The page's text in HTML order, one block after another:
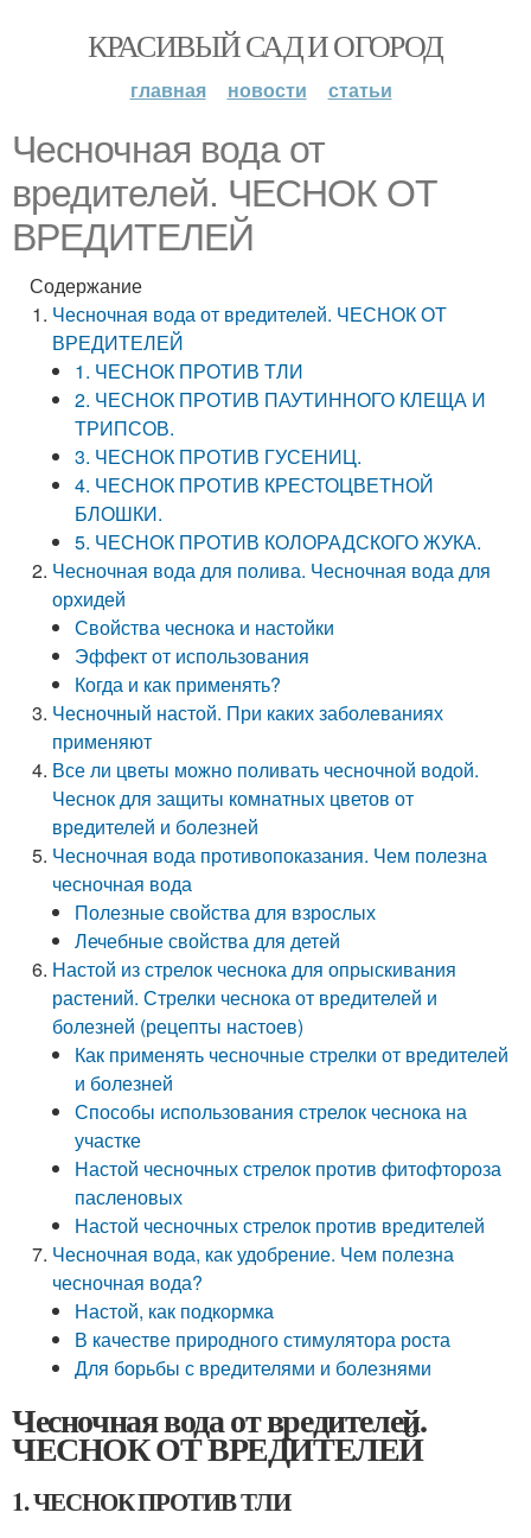
КРАСИВЫЙ САД И ОГОРОД
главная новости статьи
Чесночная вода от
вредителей. ЧЕСНОК ОТ
ВРЕДИТЕЛЕЙ
Содержание
Чесночная вода от вредителей. ЧЕСНОК ОТ
ВРЕДИТЕЛЕЙ
1. ЧЕСНОК ПРОТИВ ТЛИ
2. ЧЕСНОК ПРОТИВ ПАУТИННОГО КЛЕЩА И
ТРИПСОВ.
3. ЧЕСНОК ПРОТИВ ГУСЕНИЦ.
4. ЧЕСНОК ПРОТИВ КРЕСТОЦВЕТНОЙ
БЛОШКИ.
5. ЧЕСНОК ПРОТИВ КОЛОРАДСКОГО ЖУКА.
Чесночная вода для полива. Чесночная вода для
орхидей
Свойства чеснока и настойки
Эффект от использования
Когда и как применять?
Чесночный настой. При каких заболеваниях
применяют
Все ли цветы можно поливать чесночной водой.
Чеснок для защиты комнатных цветов от
вредителей и болезней
Чесночная вода противопоказания. Чем полезна
чесночная вода
Полезные свойства для взрослых
Лечебные свойства для детей
Настой из стрелок чеснока для опрыскивания
растений. Стрелки чеснока от вредителей и
болезней (рецепты настоев)
Как применять чесночные стрелки от вредителей
и болезней
Способы использования стрелок чеснока на
участке
Настой чесночных стрелок против фитофтороза
пасленовых
Настой чесночных стрелок против вредителей
Чесночная вода, как удобрение. Чем полезна
чесночная вода?
Настой, как подкормка
В качестве природного стимулятора роста
Для борьбы с вредителями и болезнями
Чесночная вода от вредителей.
ЧЕСНОК ОТ ВРЕДИТЕЛЕЙ
1. ЧЕСНОК ПРОТИВ ТЛИ